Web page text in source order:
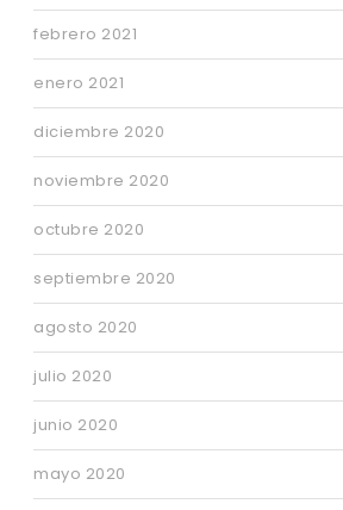
febrero 2021
enero 2021
diciembre 2020
noviembre 2020
octubre 2020
septiembre 2020
agosto 2020
julio 2020
junio 2020
mayo 2020